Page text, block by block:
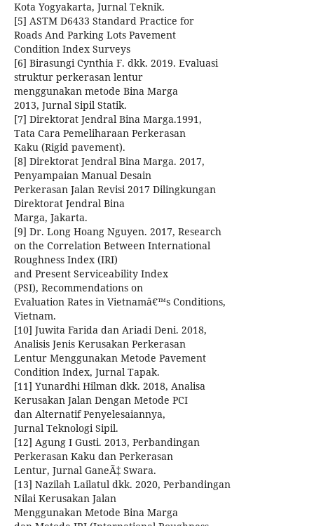
Kota Yogyakarta, Jurnal Teknik.
[5] ASTM D6433 Standard Practice for
Roads And Parking Lots Pavement
Condition Index Surveys
[6] Birasungi Cynthia F. dkk. 2019. Evaluasi
struktur perkerasan lentur
menggunakan metode Bina Marga
2013, Jurnal Sipil Statik.
[7] Direktorat Jendral Bina Marga.1991,
Tata Cara Pemeliharaan Perkerasan
Kaku (Rigid pavement).
[8] Direktorat Jendral Bina Marga. 2017,
Penyampaian Manual Desain
Perkerasan Jalan Revisi 2017 Dilingkungan
Direktorat Jendral Bina
Marga, Jakarta.
[9] Dr. Long Hoang Nguyen. 2017, Research
on the Correlation Between International
Roughness Index (IRI)
and Present Serviceability Index
(PSI), Recommendations on
Evaluation Rates in Vietnamâ€™s Conditions,
Vietnam.
[10] Juwita Farida dan Ariadi Deni. 2018,
Analisis Jenis Kerusakan Perkerasan
Lentur Menggunakan Metode Pavement
Condition Index, Jurnal Tapak.
[11] Yunardhi Hilman dkk. 2018, Analisa
Kerusakan Jalan Dengan Metode PCI
dan Alternatif Penyelesaiannya,
Jurnal Teknologi Sipil.
[12] Agung I Gusti. 2013, Perbandingan
Perkerasan Kaku dan Perkerasan
Lentur, Jurnal GaneÃ‡ Swara.
[13] Nazilah Lailatul dkk. 2020, Perbandingan
Nilai Kerusakan Jalan
Menggunakan Metode Bina Marga